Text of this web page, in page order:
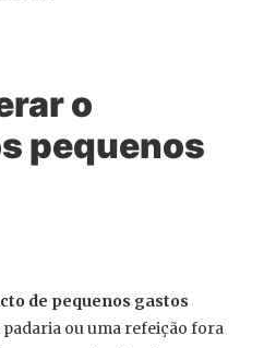
o
pequenos
de pequenos gastos
padaria ou uma refeição fora